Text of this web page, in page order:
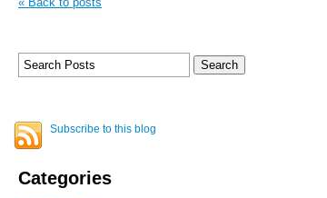
Subscribe to this blog
Categories